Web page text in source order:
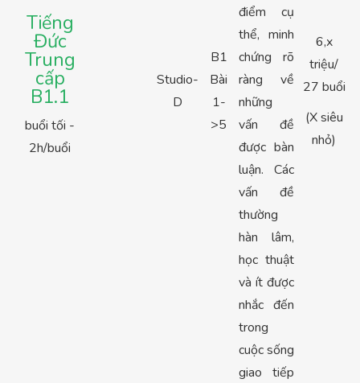
Tiếng
Đức
Trung
cấp
B1.1
buổi tối -
2h/buổi
Studio-
D
B1
Bài
1-
>5
điểm cụ
thể, minh
chứng rõ
ràng về
những
vấn đề
được bàn
luận. Các
vấn đề
thường
hàn lâm,
học thuật
và ít được
nhắc đến
trong
cuộc sống
giao tiếp
6,x
triệu/
27 buổi
(X siêu
nhỏ)